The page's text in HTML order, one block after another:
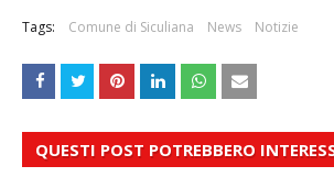
Tags: Comune di Siculiana News Notizie
QUESTI POST POTREBBERO